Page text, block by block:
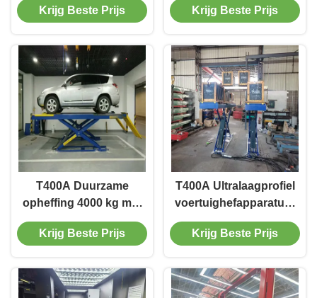
Capaciteit voor
Krijg Beste Prijs
pootjes voor het
geavanceerde
opheffingstechnologie
Krijg Beste Prijs
T400A Duurzame
opheffing 4000 kg met
gladde opheffing
Krijg Beste Prijs
T400A Ultralaagprofiel
voertuighefapparatuur
voor uitlijning en
onderhoud
Krijg Beste Prijs